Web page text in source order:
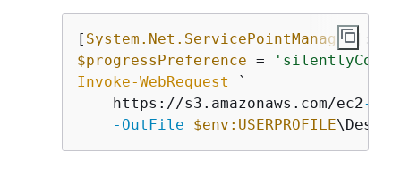
[ System.Net.ServicePointManager
$progressPreference =
Invoke-WebRequest `
    https://s3.amazonaws.com/ec2
-
-OutFile
$env:USERPROFILE